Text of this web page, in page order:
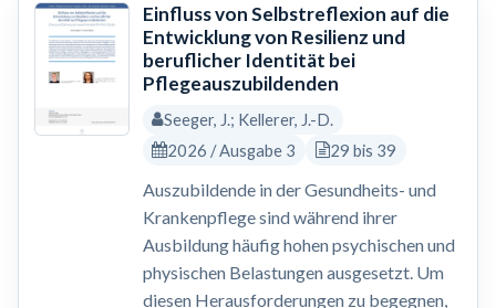
Einfluss von Selbstreflexion auf die
Entwicklung von Resilienz und
beruflicher Identität bei
Pflegeauszubildenden
Seeger, J.; Kellerer, J.-D.
2026 / Ausgabe 3
29 bis 39
Auszubildende in der Gesundheits- und
Krankenpflege sind während ihrer
Ausbildung häufig hohen psychischen und
physischen Belastungen ausgesetzt. Um
diesen Herausforderungen zu begegnen,